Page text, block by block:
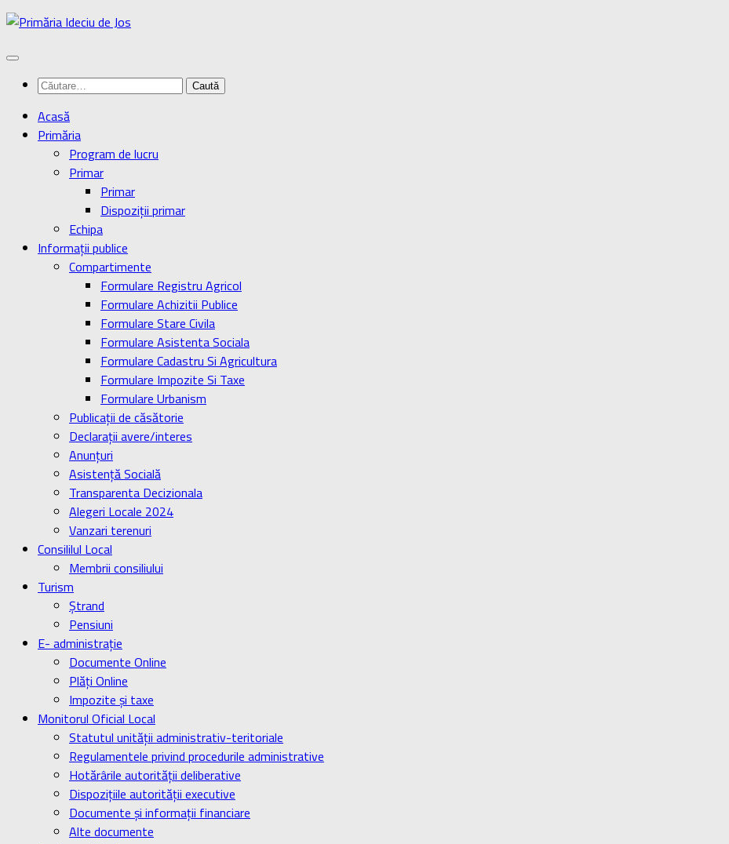
Skip
content
Caută
Acasă
Primăria
Program de lucru
Primar
Primar
Dispoziţii primar
Echipa
Informaţii publice
Compartimente
Formulare Registru Agricol
Formulare Achizitii Publice
Formulare Stare Civila
Formulare Asistenta Sociala
Formulare Cadastru Si Agricultura
Formulare Impozite Si Taxe
Formulare Urbanism
Publicaţii de căsătorie
Declaraţii avere/interes
Anunţuri
Asistenţă Socială
Transparenta Decizionala
Alegeri Locale 2024
Vanzari terenuri
Consililul Local
Membrii consiliului
Turism
Ştrand
Pensiuni
E- administrație
Documente Online
Plăți Online
Impozite și taxe
Monitorul Oficial Local
Statutul unității administrativ-teritoriale
Regulamentele privind procedurile administrative
Hotărârile autorității deliberative
Dispozițiile autorității executive
Documente și informații financiare
Alte documente